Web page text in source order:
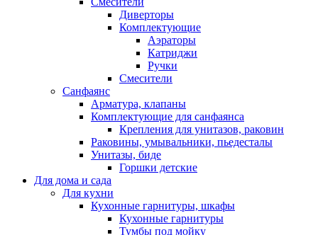
Диверторы
Комплектующие
Аэраторы
Катриджи
Ручки
Смесители
Санфаянс
Арматура, клапаны
Комплектующие для санфаянса
Крепления для унитазов, раковин
Раковины, умывальники, пьедесталы
Унитазы, биде
Горшки детские
Для дома и сада
Для кухни
Кухонные гарнитуры, шкафы
Кухонные гарнитуры
Тумбы под мойку